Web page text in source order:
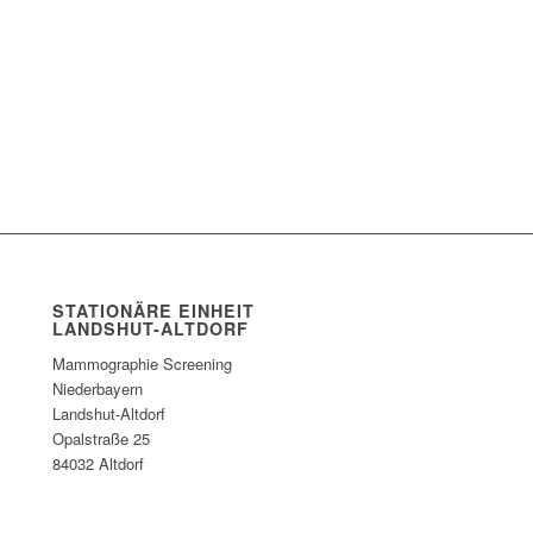
STATIONÄRE EINHEIT
LANDSHUT-ALTDORF
Mammographie Screening
Niederbayern
Landshut-Altdorf
Opalstraße 25
84032 Altdorf